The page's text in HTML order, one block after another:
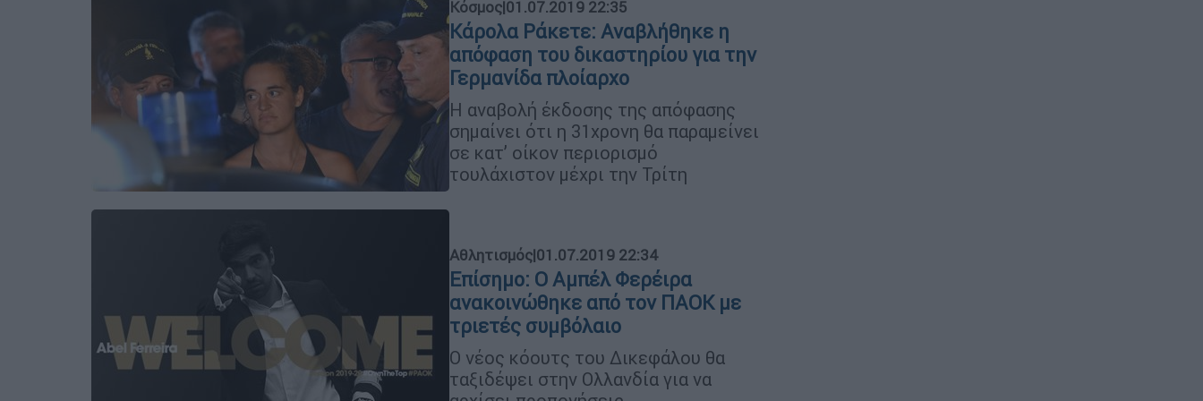
Κόσμος|01.07.2019 22:35
Κάρολα Ράκετε: Αναβλήθηκε η
απόφαση του δικαστηρίου για την
Γερμανίδα πλοίαρχο
Η αναβολή έκδοσης της απόφασης
σημαίνει ότι η 31χρονη θα παραμείνει
σε κατ’ οίκον περιορισμό
τουλάχιστον μέχρι την Τρίτη
Αθλητισμός|01.07.2019 22:34
Επίσημο: Ο Αμπέλ Φερέιρα
ανακοινώθηκε από τον ΠΑΟΚ με
τριετές συμβόλαιο
Ο νέος κόουτς του Δικεφάλου θα
ταξιδέψει στην Ολλανδία για να